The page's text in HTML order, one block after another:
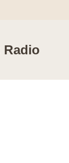
Radio